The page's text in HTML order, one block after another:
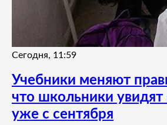
Сегодня, 11:59
Учебники меняют
что школьники увидят
уже с сентября